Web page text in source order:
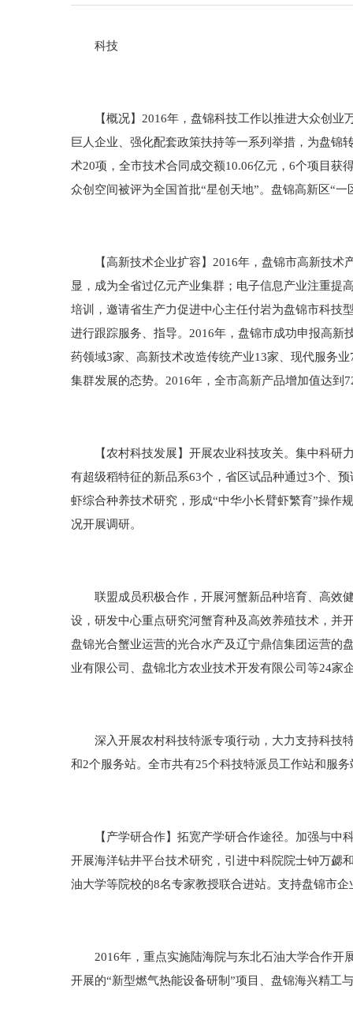
科技
【概况】2016年，盘锦科技工作以推进大众创业
巨人企业、强化配套政策扶持等一系列举措，为盘锦
术20项，全市技术合同成交额10.06亿元，6个项目获
众创空间被评为全国首批“星创天地”。盘锦高新区“
【高新技术企业扩容】2016年，盘锦市高新技术
显，成为全省过亿元产业集群；电子信息产业注重提
培训，邀请省生产力促进中心主任付岩为盘锦市科技
进行跟踪服务、指导。2016年，盘锦市成功申报高
药领域3家、高新技术改造传统产业13家、现代服务
集群发展的态势。2016年，全市高新产品增加值达到
【农村科技发展】开展农业科技攻关。集中科研力
有超级稻特征的新品系63个，省区试品种通过3个、
虾综合种养技术研究，形成“中华小长臂虾繁育”操作
况开展调研。
联盟成员积极合作，开展河蟹新品种培育、高效健
设，研发中心重点研究河蟹育种及高效养殖技术，并
盘锦光合蟹业运营的光合水产及辽宁鼎信集团运营的
业有限公司、盘锦北方农业技术开发有限公司等24家
深入开展农村科技特派专项行动，大力支持科技特
和2个服务站。全市共有25个科技特派员工作站和服
【产学研合作】拓宽产学研合作途径。加强与中科
开展海洋钻井平台技术研究，引进中科院院士钟万勰
油大学等院校的8名专家教授联合进站。支持盘锦市
2016年，重点实施陆海院与东北石油大学合作开
开展的“新型燃气热能设备研制”项目、盘锦海兴精工